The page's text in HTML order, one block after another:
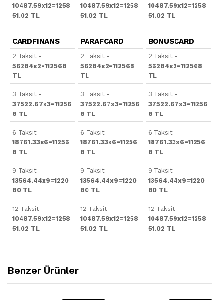
10487.59x12=1258
51.02 TL
10487.59x12=1258
51.02 TL
10487.59x12=1258
51.02 TL
CARDFINANS
2 Taksit -
56284x2=112568
TL
3 Taksit -
37522.67x3=11256
8 TL
6 Taksit -
18761.33x6=11256
8 TL
9 Taksit -
13564.44x9=1220
80 TL
12 Taksit -
10487.59x12=1258
51.02 TL
PARAFCARD
2 Taksit -
56284x2=112568
TL
3 Taksit -
37522.67x3=11256
8 TL
6 Taksit -
18761.33x6=11256
8 TL
9 Taksit -
13564.44x9=1220
80 TL
12 Taksit -
10487.59x12=1258
51.02 TL
BONUSCARD
2 Taksit -
56284x2=112568
TL
3 Taksit -
37522.67x3=11256
8 TL
6 Taksit -
18761.33x6=11256
8 TL
9 Taksit -
13564.44x9=1220
80 TL
12 Taksit -
10487.59x12=1258
51.02 TL
Benzer Ürünler